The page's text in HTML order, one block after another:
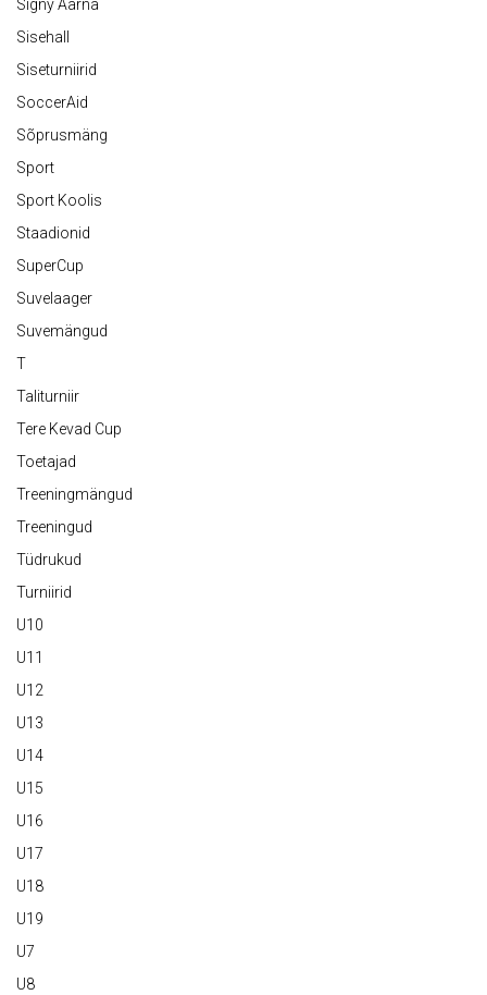
Signy Aarna
Sisehall
Siseturniirid
SoccerAid
Sõprusmäng
Sport
Sport Koolis
Staadionid
SuperCup
Suvelaager
Suvemängud
T
Taliturniir
Tere Kevad Cup
Toetajad
Treeningmängud
Treeningud
Tüdrukud
Turniirid
U10
U11
U12
U13
U14
U15
U16
U17
U18
U19
U7
U8